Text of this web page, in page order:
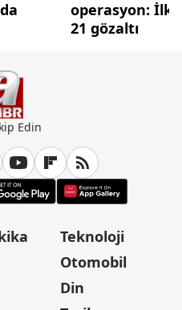
operasyon:
21 gözaltı
Edin
Teknoloji
Otomobil
Din